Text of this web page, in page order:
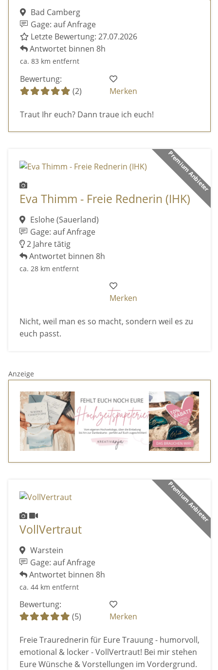
Bad Camberg
Gage: auf Anfrage
Letzte Bewertung: 27.07.2026
Antwortet binnen 8h
ca. 83 km entfernt
Bewertung:
(2)
Merken
Traut Ihr euch? Dann traue ich euch!
Premium Anbieter
Eva Thimm - Freie Rednerin (IHK)
Eslohe (Sauerland)
Gage: auf Anfrage
2 Jahre tätig
Antwortet binnen 8h
ca. 28 km entfernt
Merken
Nicht, weil man es so macht, sondern weil es zu
euch passt.
Anzeige
Premium Anbieter
VollVertraut
Warstein
Gage: auf Anfrage
Antwortet binnen 8h
ca. 44 km entfernt
Bewertung:
(5)
Merken
Freie Traurednerin für Eure Trauung - humorvoll,
emotional & locker - VollVertraut! Bei mir stehen
Eure Wünsche & Vorstellungen im Vordergrund.